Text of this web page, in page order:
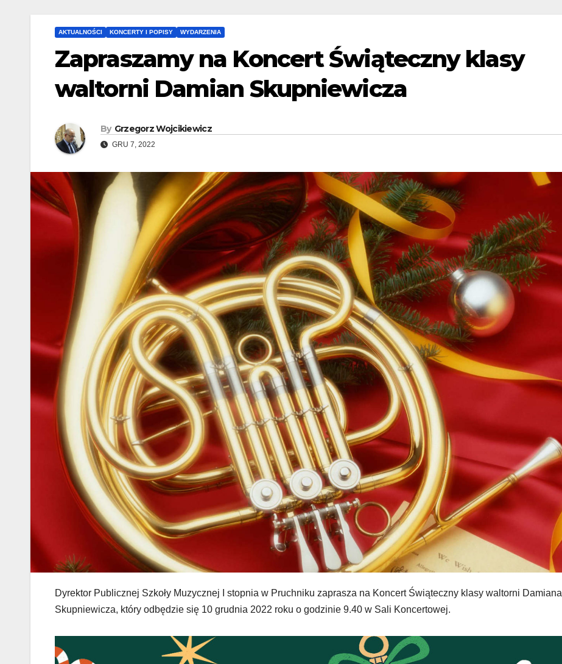
AKTUALNOŚCI KONCERTY I POPISY WYDARZENIA
Zapraszamy na Koncert Świąteczny klasy
waltorni Damian Skupniewicza
By Grzegorz Wojcikiewicz
GRU 7, 2022
Dyrektor Publicznej Szkoły Muzycznej I stopnia w Pruchniku zaprasza na Koncert Świąteczny klasy waltorni Damiana
Skupniewicza, który odbędzie się 10 grudnia 2022 roku o godzinie 9.40 w Sali Koncertowej.